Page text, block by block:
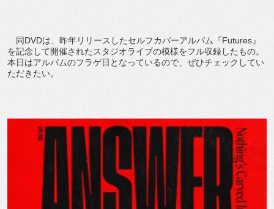
同DVDは、昨年リリースしたセルフカバーアルバム『Futures』
を記念して開催されたスタジオライブの模様をフル収録したもの。
本日はアルバムのフラゲ日となっているので、ぜひチェックしてい
ただきたい。